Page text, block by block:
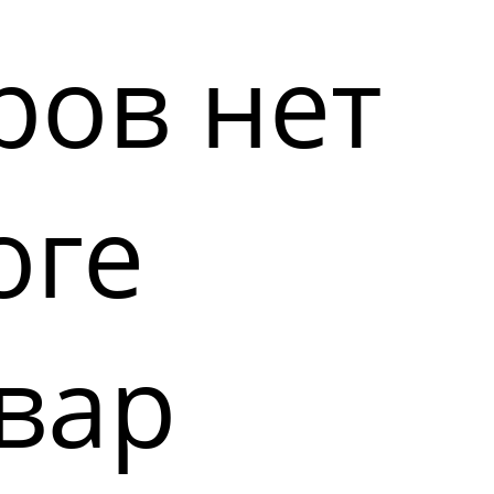
нет